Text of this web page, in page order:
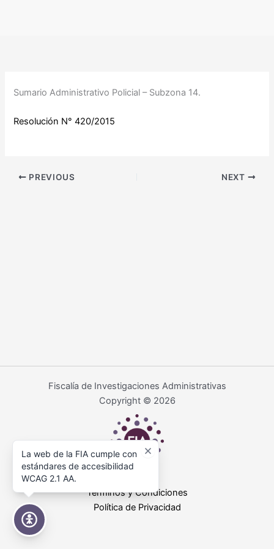
Sumario Administrativo Policial – Subzona 14.
Resolución N° 420/2015
PREVIOUS NEXT
Fiscalía de Investigaciones Administrativas
Copyright © 2026
Términos y Condiciones
Política de Privacidad
Accesibilidad
La web de la FIA cumple con
estándares de accesibilidad
WCAG 2.1 AA.